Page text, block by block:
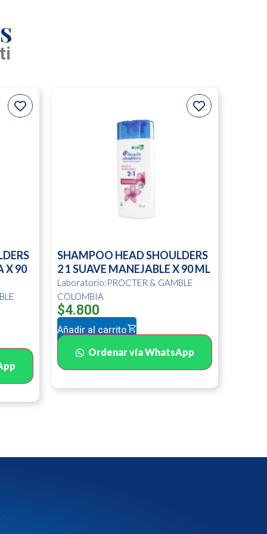
X 90
SHAMPOO HEAD SHOULDERS
2 1 SUAVE MANEJABLE X 90 ML
Laboratorio:PROCTER & GAMBLE
COLOMBIA
$4.800
Añadir al carrito
Ordenar vía WhatsApp